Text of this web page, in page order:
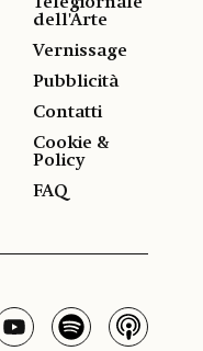
dell'Arte
Vernissage
Pubblicità
Contatti
Cookie &
Policy
FAQ